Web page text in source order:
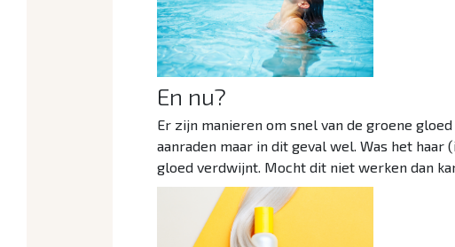
En nu?
Er zijn manieren om snel van de groene
aanraden maar in dit geval wel. Was het
gloed verdwijnt. Mocht dit niet werken dan